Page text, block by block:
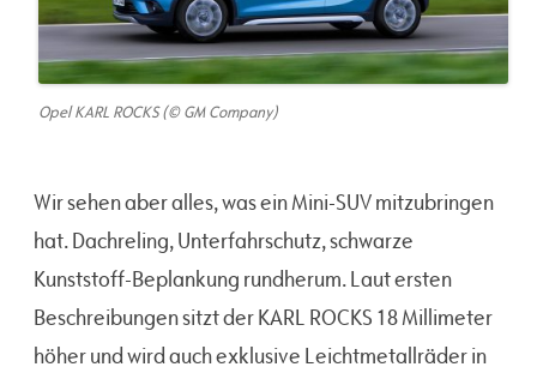
Opel KARL ROCKS (© GM Company)
Wir sehen aber alles, was ein Mini-SUV mitzubringen
hat. Dachreling, Unterfahrschutz, schwarze
Kunststoff-Beplankung rundherum. Laut ersten
Beschreibungen sitzt der KARL ROCKS 18 Millimeter
höher und wird auch exklusive Leichtmetallräder in